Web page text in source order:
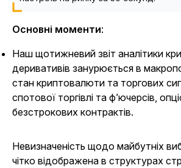
Основні моменти:
Наш щотижневий звіт аналітики
деривативів занурюється в
стан криптовалюти та торгових
спотової торгівлі та ф’ючерсів,
безстрокових контрактів.
Невизначеність щодо майбутніх
чітко відображена в структурах